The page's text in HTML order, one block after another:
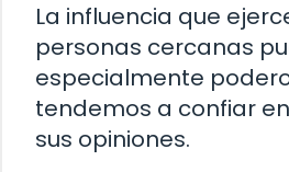
La influencia que
personas cercanas
especialmente
tendemos a confiar
sus opiniones.